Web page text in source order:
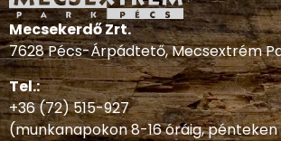
Mecsekerdő Zrt.
7628 Pécs-Árpádtető, Mecsextrém
Tel.:
+36 (72) 515-927
(munkanapokon 8-16 óráig, pénteken